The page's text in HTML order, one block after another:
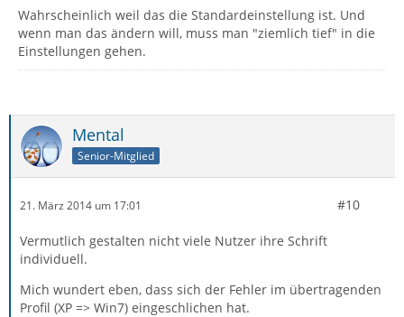
Wahrscheinlich weil das die Standardeinstellung ist. Und
wenn man das ändern will, muss man "ziemlich tief" in die
Einstellungen gehen.
Mental
Senior-Mitglied
21. März 2014 um 17:01 #10
Vermutlich gestalten nicht viele Nutzer ihre Schrift
individuell.
Mich wundert eben, dass sich der Fehler im übertragenden
Profil (XP => Win7) eingeschlichen hat.